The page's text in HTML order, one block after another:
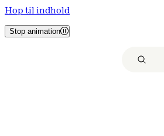
Hop til indhold
Stop animation